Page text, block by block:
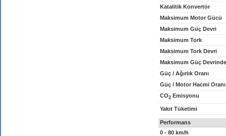
Katalitik Konvertör
Maksimum Motor Gücü
Maksimum Güç Devri
Maksimum Tork
Maksimum Tork Devri
Maksimum Güç
Güç / Ağırlık Oranı
Güç / Motor Hacmi Oranı
CO2 Emisyonu
Yakıt Tüketimi
Performans
0 - 80 km/h